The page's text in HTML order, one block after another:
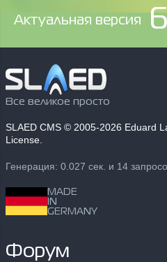
Aктуальная версия
Все великое просто
SLAED CMS © 2005-2026 Eduard
License.
Генерация: 0.027 сек. и 14
MADE
IN
GERMANY
Форум